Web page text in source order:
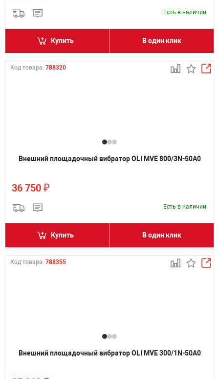
Есть в наличии
Купить В один клик
Код товара: 788320
Внешний площадочный вибратор OLI MVE 800/3N-50A0
36 750 ₽
Есть в наличии
Купить В один клик
Код товара: 788355
Внешний площадочный вибратор OLI MVE 300/1N-50A0